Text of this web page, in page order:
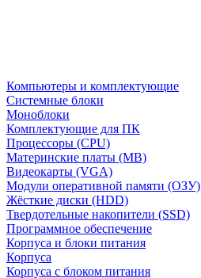
Компьютеры и комплектующие
Системные блоки
Моноблоки
Комплектующие для ПК
Процессоры (CPU)
Материнские платы (MB)
Видеокарты (VGA)
Модули оперативной памяти (ОЗУ)
Жёсткие диски (HDD)
Твердотельные накопители (SSD)
Программное обеспечение
Корпуса и блоки питания
Корпуса
Корпуса с блоком питания